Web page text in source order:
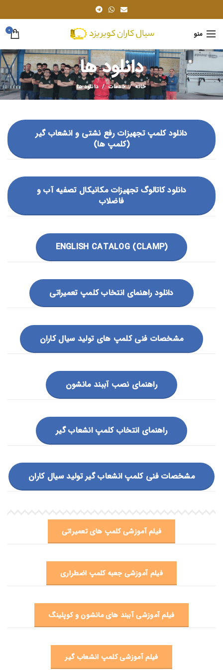
منو 0
دانلود ها
خانه خدمات دانلود ها
دانلود کلمپ تجهیزات رفع نشتی و انشعاب گیر
(کلمپ ها)
دانلود کاتالوگ تجهیزات مکانیکال تصفیه آب و
فاضلاب
(CLAMP) ENGLISH CATALOG
دانلود راهنمای انتخاب کلمپ تعمیراتی
مشخصات فنی کلمپ های تولید سیال کاران
راهنمای نصب آببند مانشون
راهنمای انتخاب کلمپ انشعاب گیر
مشخصات فنی کلمپ انشعاب گیر تولید سیال کاران
فیلم آموزشی کلمپ های تعمیراتی
فیلم آموزشی جعبه کلمپ اضطراری
فیلم آموزشی آببند های مانشون و کوپلینگ
فیلم آموزشی کلمپ انشعاب گیر